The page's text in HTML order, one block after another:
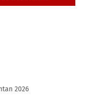
2026